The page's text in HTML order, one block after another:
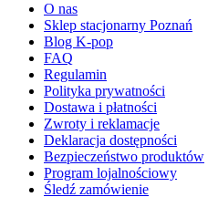
O nas
Sklep stacjonarny Poznań
Blog K-pop
FAQ
Regulamin
Polityka prywatności
Dostawa i płatności
Zwroty i reklamacje
Deklaracja dostępności
Bezpieczeństwo produktów
Program lojalnościowy
Śledź zamówienie